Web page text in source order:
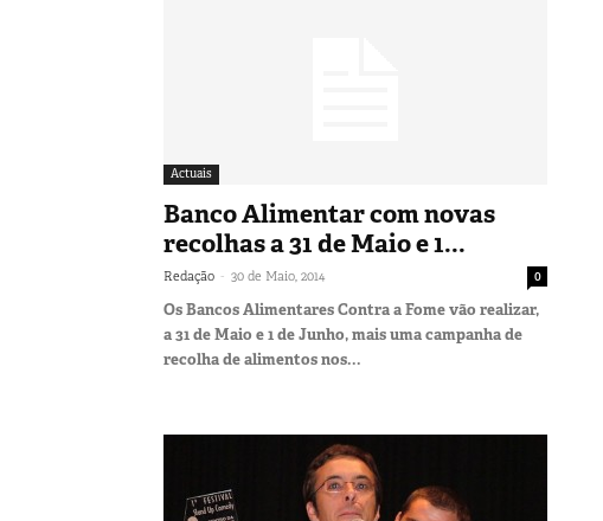
Actuais
Banco Alimentar com novas
recolhas a 31 de Maio e 1...
Redação - 30 de Maio, 2014 0
Os Bancos Alimentares Contra a Fome vão realizar,
a 31 de Maio e 1 de Junho, mais uma campanha de
recolha de alimentos nos...